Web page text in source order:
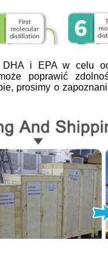
i EPA w celu
poprawić
prosimy o